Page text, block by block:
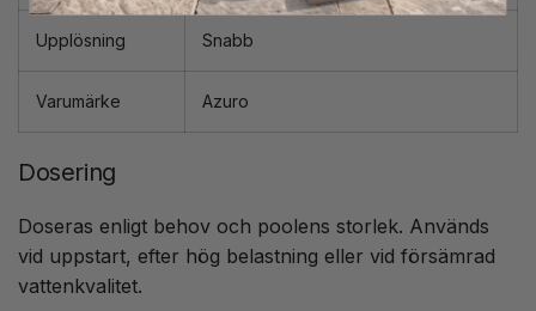
Upplösning Snabb
Varumärke Azuro
Dosering
Doseras enligt behov och poolens storlek. Används
vid uppstart, efter hög belastning eller vid försämrad
vattenkvalitet.